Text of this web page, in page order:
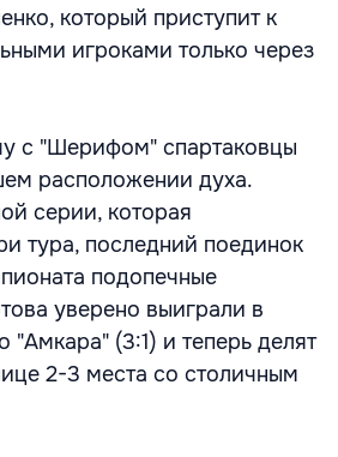
который приступит к
игроками только через
с "Шерифом" спартаковцы
расположении духа.
серии, которая
тура, последний поединок
подопечные
уверено выиграли в
"Амкара" (3:1) и теперь делят
2-3 места со столичным